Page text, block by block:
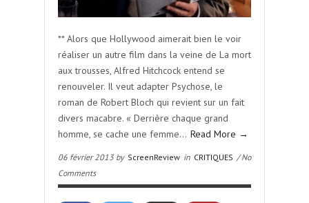
** Alors que Hollywood aimerait bien le voir
réaliser un autre film dans la veine de La mort
aux trousses, Alfred Hitchcock entend se
renouveler. Il veut adapter Psychose, le
roman de Robert Bloch qui revient sur un fait
divers macabre. « Derrière chaque grand
homme, se cache une femme… Read More →
06 février 2013 by ScreenReview in CRITIQUES / No
Comments